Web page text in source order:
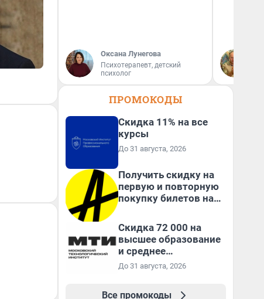
Оксана Лунегова
Психотерапевт, детский
психолог
ПРОМОКОДЫ
Скидка 11% на все
курсы
До 31 августа, 2026
Получить скидку на
первую и повторную
покупку билетов на
Скидка 72 000 на
высшее образование
и среднее
специальное
До 31 августа, 2026
Все промокоды